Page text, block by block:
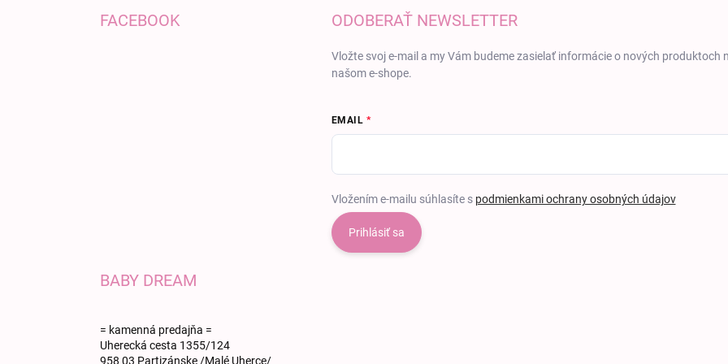
FACEBOOK ODOBERAŤ NEWSLETTER
Vložte svoj e-mail a my Vám budeme zasielať informácie o nových produktoch
našom e-shope.
EMAIL
Vložením e-mailu súhlasíte s podmienkami ochrany osobných údajov
Prihlásiť sa
BABY DREAM
= kamenná predajňa =
Uherecká cesta 1355/124
958 03 Partizánske /Malé Uherce/